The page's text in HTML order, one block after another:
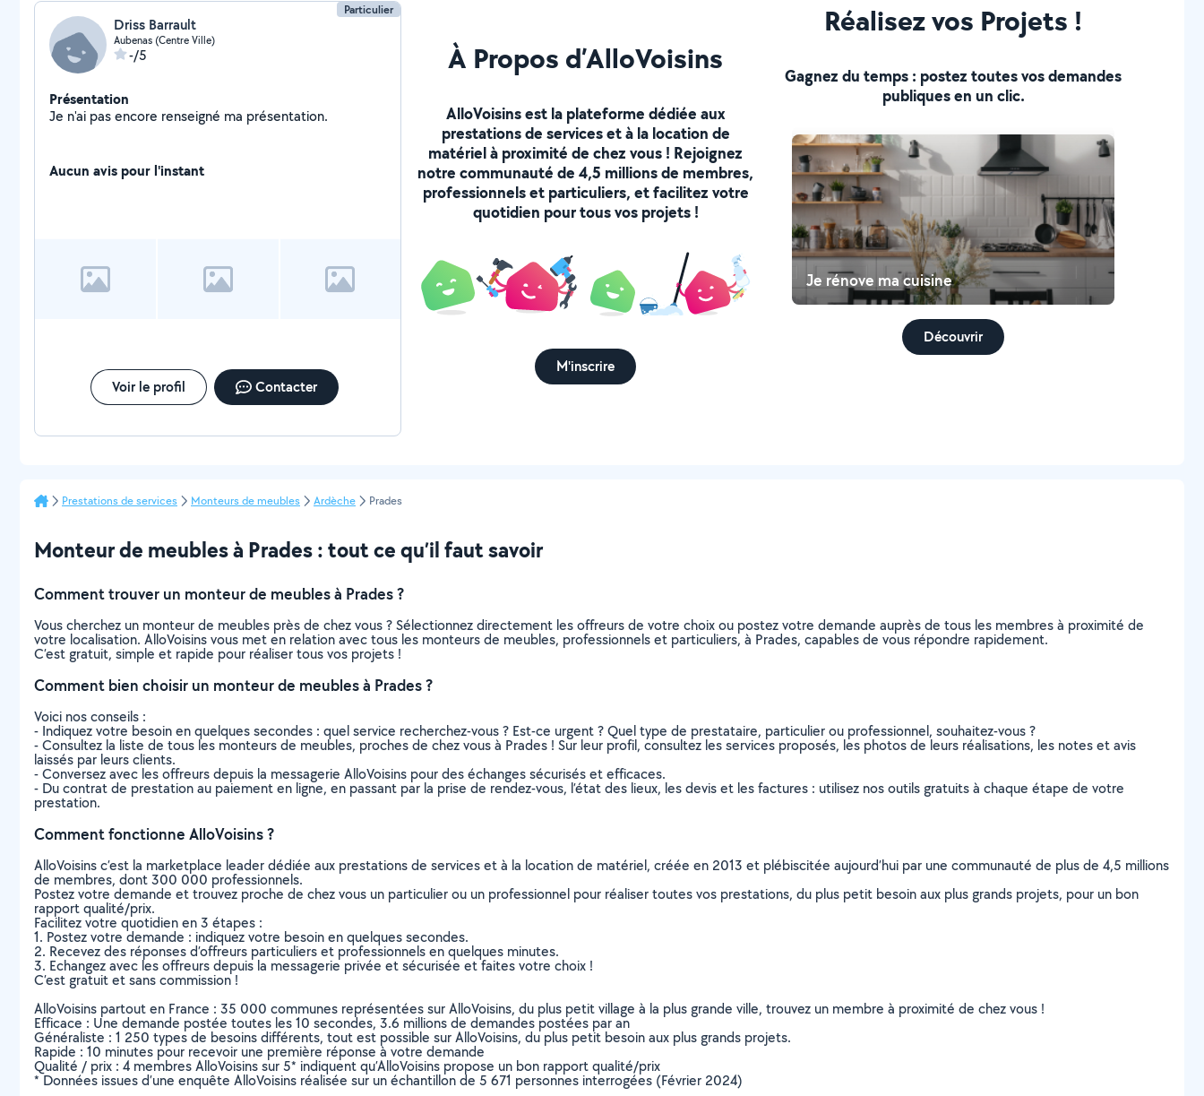
Particulier
Driss Barrault
Aubenas (Centre Ville)
-/5
Présentation
Je n'ai pas encore renseigné ma présentation.
Aucun avis pour l'instant
Voir le profil Contacter
À Propos d’AlloVoisins
AlloVoisins est la plateforme dédiée aux
prestations de services et à la location de
matériel à proximité de chez vous ! Rejoignez
notre communauté de 4,5 millions de membres,
professionnels et particuliers, et facilitez votre
quotidien pour tous vos projets !
M'inscrire
Réalisez vos Projets !
Gagnez du temps : postez toutes vos demandes
publiques en un clic.
Je rénove ma cuisine
Découvrir
Prestations de services Monteurs de meubles Ardèche Prades
Monteur de meubles à Prades : tout ce qu’il faut savoir
Comment trouver un monteur de meubles à Prades ?
Vous cherchez un monteur de meubles près de chez vous ? Sélectionnez directement les offreurs de votre choix ou postez votre demande auprès de tous les membres à proximité de
votre localisation. AlloVoisins vous met en relation avec tous les monteurs de meubles, professionnels et particuliers, à Prades, capables de vous répondre rapidement.
C’est gratuit, simple et rapide pour réaliser tous vos projets !
Comment bien choisir un monteur de meubles à Prades ?
Voici nos conseils :
- Indiquez votre besoin en quelques secondes : quel service recherchez-vous ? Est-ce urgent ? Quel type de prestataire, particulier ou professionnel, souhaitez-vous ?
- Consultez la liste de tous les monteurs de meubles, proches de chez vous à Prades ! Sur leur profil, consultez les services proposés, les photos de leurs réalisations, les notes et avis
laissés par leurs clients.
- Conversez avec les offreurs depuis la messagerie AlloVoisins pour des échanges sécurisés et efficaces.
- Du contrat de prestation au paiement en ligne, en passant par la prise de rendez-vous, l’état des lieux, les devis et les factures : utilisez nos outils gratuits à chaque étape de votre
prestation.
Comment fonctionne AlloVoisins ?
AlloVoisins c’est la marketplace leader dédiée aux prestations de services et à la location de matériel, créée en 2013 et plébiscitée aujourd’hui par une communauté de plus de 4,5 millions
de membres, dont 300 000 professionnels.
Postez votre demande et trouvez proche de chez vous un particulier ou un professionnel pour réaliser toutes vos prestations, du plus petit besoin aux plus grands projets, pour un bon
rapport qualité/prix.
Facilitez votre quotidien en 3 étapes :
1. Postez votre demande : indiquez votre besoin en quelques secondes.
2. Recevez des réponses d’offreurs particuliers et professionnels en quelques minutes.
3. Echangez avec les offreurs depuis la messagerie privée et sécurisée et faites votre choix !
C’est gratuit et sans commission !
AlloVoisins partout en France : 35 000 communes représentées sur AlloVoisins, du plus petit village à la plus grande ville, trouvez un membre à proximité de chez vous !
Efficace : Une demande postée toutes les 10 secondes, 3.6 millions de demandes postées par an
Généraliste : 1 250 types de besoins différents, tout est possible sur AlloVoisins, du plus petit besoin aux plus grands projets.
Rapide : 10 minutes pour recevoir une première réponse à votre demande
Qualité / prix : 4 membres AlloVoisins sur 5* indiquent qu’AlloVoisins propose un bon rapport qualité/prix
* Données issues d’une enquête AlloVoisins réalisée sur un échantillon de 5 671 personnes interrogées (Février 2024)